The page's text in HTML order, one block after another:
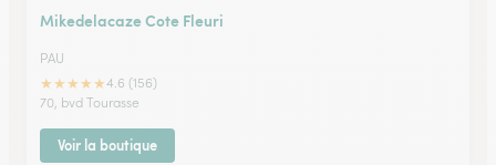
Mikedelacaze Cote Fleuri
PAU
★★★★★4.6 (156)
70, bvd Tourasse
Voir la boutique